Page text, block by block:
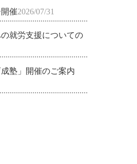
催2026/07/31
就労支援についての
塾」開催のご案内